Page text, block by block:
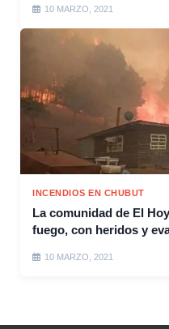
10 MARZO, 2021
INCENDIOS EN CHUBUT
La comunidad de El
fuego, con heridos y
10 MARZO, 2021